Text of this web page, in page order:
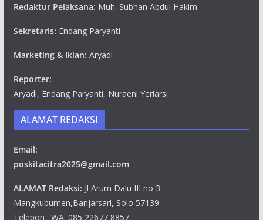
Redaktur Pelaksana: Muh. Subhan Abdul Hakim
Sekretaris: Endang Paryanti
Marketing & Iklan: Aryadi
Reporter:
Aryadi, Endang Paryanti, Nuraeni Yeriarsi
ALAMAT REDAKSI
Email:
poskitacitra2025@gmail.com
ALAMAT Redaksi: Jl Arum Dalu III no 3
Mangkubumen,Banjarsari, Solo 57139.
Telepon : WA. 085 22677 8857